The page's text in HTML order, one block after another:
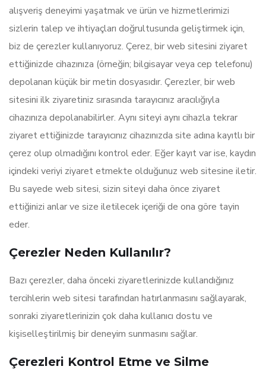
alışveriş deneyimi yaşatmak ve ürün ve hizmetlerimizi
sizlerin talep ve ihtiyaçları doğrultusunda geliştirmek için,
biz de çerezler kullanıyoruz. Çerez, bir web sitesini ziyaret
ettiğinizde cihazınıza (örneğin; bilgisayar veya cep telefonu)
depolanan küçük bir metin dosyasıdır. Çerezler, bir web
sitesini ilk ziyaretiniz sırasında tarayıcınız aracılığıyla
cihazınıza depolanabilirler. Aynı siteyi aynı cihazla tekrar
ziyaret ettiğinizde tarayıcınız cihazınızda site adına kayıtlı bir
çerez olup olmadığını kontrol eder. Eğer kayıt var ise, kaydın
içindeki veriyi ziyaret etmekte olduğunuz web sitesine iletir.
Bu sayede web sitesi, sizin siteyi daha önce ziyaret
ettiğinizi anlar ve size iletilecek içeriği de ona göre tayin
eder.
Çerezler Neden Kullanılır?
Bazı çerezler, daha önceki ziyaretlerinizde kullandığınız
tercihlerin web sitesi tarafından hatırlanmasını sağlayarak,
sonraki ziyaretlerinizin çok daha kullanıcı dostu ve
kişiselleştirilmiş bir deneyim sunmasını sağlar.
Çerezleri Kontrol Etme ve Silme